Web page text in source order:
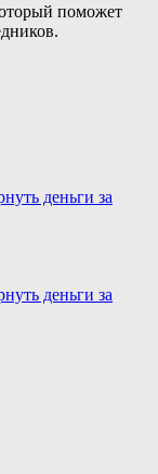
поможет
деньги за
деньги за